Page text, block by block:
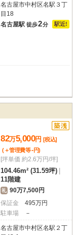
名古屋市中村区名駅３丁
目18
名古屋駅 徒歩2分 駅近!
82万5,000円 [税込]
(＋管理費等-円)
[坪単価 約2.6万円/坪]
104.46m² (31.59坪)
11階建
礼 90万7,500円
保証金
495万円
駐車場
－
名古屋市中村区名駅２丁